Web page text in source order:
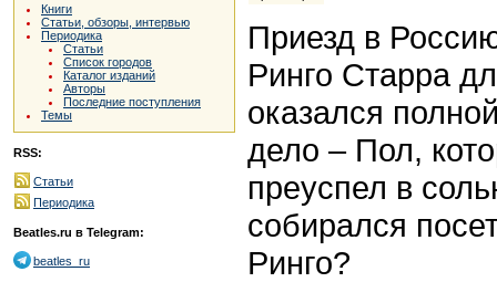
Книги
Статьи, обзоры, интервью
Периодика
Статьи
Список городов
Каталог изданий
Авторы
Последние поступления
Темы
RSS:
Статьи
Периодика
Beatles.ru в Telegram:
beatles_ru
Приезд в
Ринго Старра
оказался
дело – Пол,
преуспел в
собирался
Ринго?